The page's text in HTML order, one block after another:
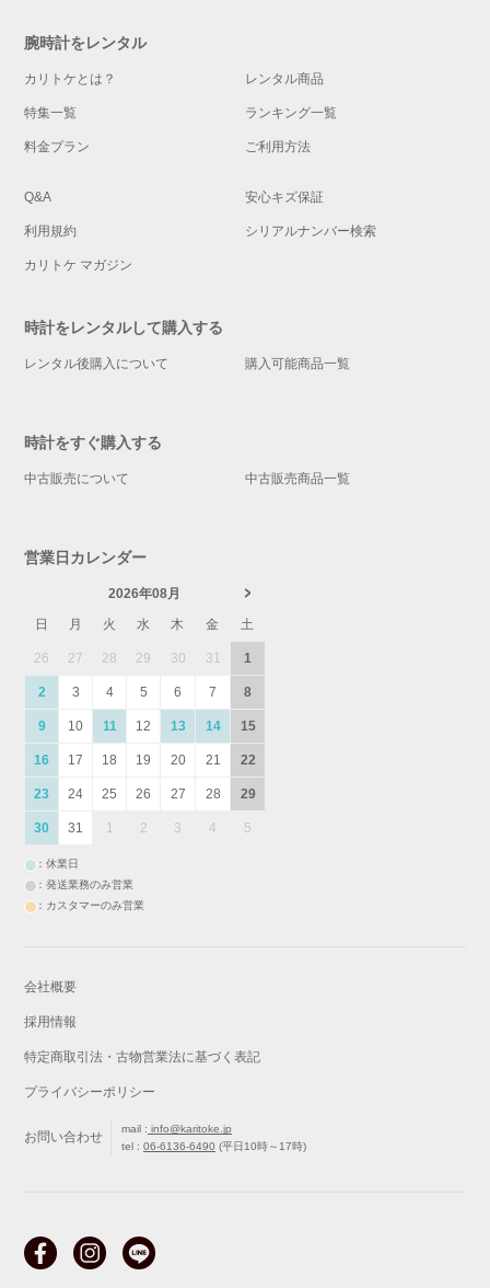
腕時計をレンタル
カリトケとは？ レンタル商品
特集一覧 ランキング一覧
料金プラン ご利用方法
Q&A 安心キズ保証
利用規約 シリアルナンバー検索
カリトケ マガジン
時計をレンタルして購入する
レンタル後購入について 購入可能商品一覧
時計をすぐ購入する
中古販売について 中古販売商品一覧
営業日カレンダー
2026年08月
日
月 火 水 木 金 土
26 27 28 29 30 31 1
2 3 4 5 6 7 8
9 10 11 12 13 14 15
16 17 18 19 20 21 22
23 24 25 26 27 28 29
30 31 1 2 3 4 5
：休業日
：発送業務のみ営業
：カスタマーのみ営業
会社概要
採用情報
特定商取引法・古物営業法に基づく表記
プライバシーポリシー
お問い合わせ
mail : info@karitoke.jp
tel :06-6136-6490 (平日10時～17時)